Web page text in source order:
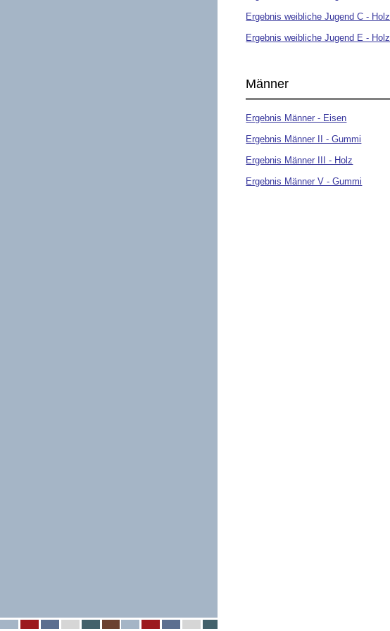
Ergebnis weibliche Jugend C - Holz
Ergebnis weibliche Jugend E - Holz
Männer
Ergebnis Männer - Eisen
Ergebnis Männer II - Gummi
Ergebnis Männer III - Holz
Ergebnis Männer V - Gummi